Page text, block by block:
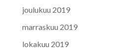
joulukuu 2019
marraskuu 2019
lokakuu 2019